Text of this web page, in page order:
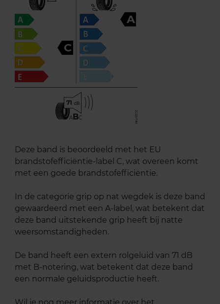
C
A
71
ABC
Deze band is beoordeeld met het EU
brandstofefficiëntie-label C, wat overeen komt
met een goede brandstofefficiëntie.
In de categorie grip op nat wegdek is deze band
gewaardeerd met een A-label, wat betekent dat
deze band uitstekende grip heeft bij natte
weersomstandigheden.
De band heeft een extern rolgeluid van 71 dB
met B-notering, wat betekent dat deze band
een normale geluidsproductie heeft.